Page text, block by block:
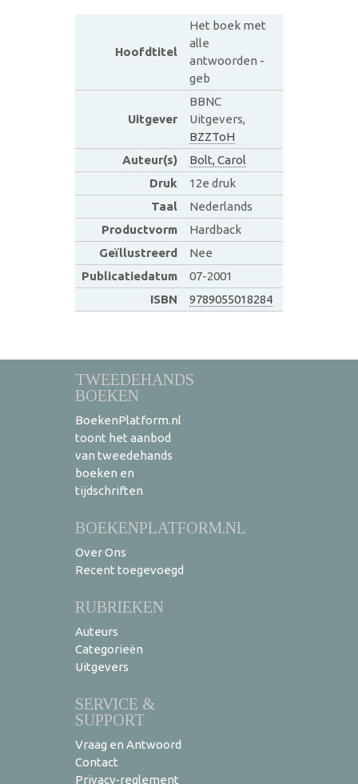
Hoofdtitel
Het boek met
alle
antwoorden -
geb
Uitgever
BBNC
Uitgevers,
BZZToH
Auteur(s)
Bolt, Carol
Druk
12e druk
Taal
Nederlands
Productvorm
Hardback
Geïllustreerd
Nee
Publicatiedatum
07-2001
ISBN
9789055018284
TWEEDEHANDS
BOEKEN
BoekenPlatform.nl
toont het aanbod
van tweedehands
boeken en
tijdschriften
BOEKENPLATFORM.NL
Over Ons
Recent toegevoegd
RUBRIEKEN
Auteurs
Categorieën
Uitgevers
SERVICE &
SUPPORT
Vraag en Antwoord
Contact
Privacy-reglement